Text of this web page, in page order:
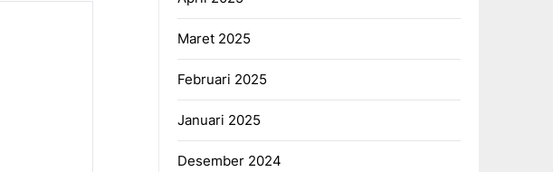
Maret 2025
Februari 2025
Januari 2025
Desember 2024